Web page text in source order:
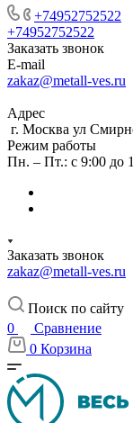
+74952752522
+74952752522
Заказать звонок
E-mail
zakaz@metall-ves.ru
Адрес
г. Москва ул
Режим работы
Пн. – Пт.: с 9:00 до
Заказать звонок
zakaz@metall-ves.ru
Поиск по сайту
0
Сравнение
0 Корзина